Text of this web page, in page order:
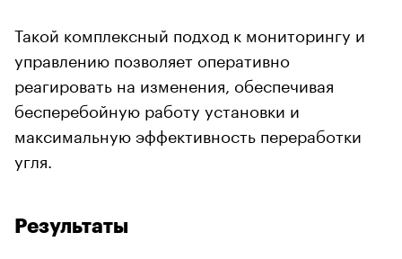
Такой комплексный подход к мониторингу и
управлению позволяет оперативно
реагировать на изменения, обеспечивая
бесперебойную работу установки и
максимальную эффективность переработки
угля.
Результаты